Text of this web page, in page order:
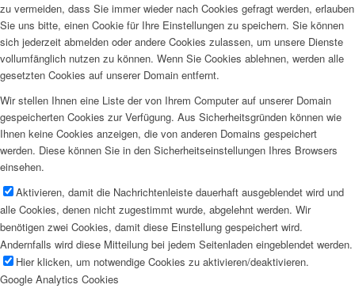
zu vermeiden, dass Sie immer wieder nach Cookies gefragt werden, erlauben
Sie uns bitte, einen Cookie für Ihre Einstellungen zu speichern. Sie können
sich jederzeit abmelden oder andere Cookies zulassen, um unsere Dienste
vollumfänglich nutzen zu können. Wenn Sie Cookies ablehnen, werden alle
gesetzten Cookies auf unserer Domain entfernt.
Wir stellen Ihnen eine Liste der von Ihrem Computer auf unserer Domain
gespeicherten Cookies zur Verfügung. Aus Sicherheitsgründen können wie
Ihnen keine Cookies anzeigen, die von anderen Domains gespeichert
werden. Diese können Sie in den Sicherheitseinstellungen Ihres Browsers
einsehen.
Aktivieren, damit die Nachrichtenleiste dauerhaft ausgeblendet wird und
alle Cookies, denen nicht zugestimmt wurde, abgelehnt werden. Wir
benötigen zwei Cookies, damit diese Einstellung gespeichert wird.
Andernfalls wird diese Mitteilung bei jedem Seitenladen eingeblendet werden.
Hier klicken, um notwendige Cookies zu aktivieren/deaktivieren.
Google Analytics Cookies